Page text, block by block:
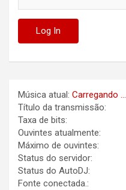
Música atual: Carregando ...
Título da transmissão:
Taxa de bits:
Ouvintes atualmente:
Máximo de ouvintes:
Status do servidor:
Status do AutoDJ:
Fonte conectada.: